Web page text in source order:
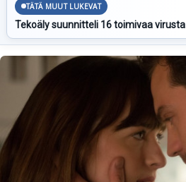
TÄTÄ MUUT LUKEVAT
Tekoäly suunnitteli 16 toimivaa virusta